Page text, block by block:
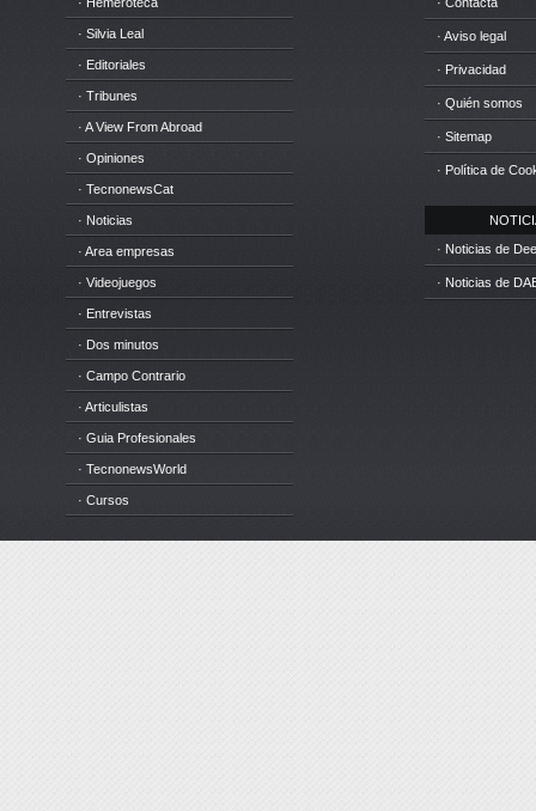
· Silvia Leal
· Editoriales
· Tribunes
· A View From Abroad
· Opiniones
· TecnonewsCat
· Noticias
· Area empresas
· Videojuegos
· Entrevistas
· Dos minutos
· Campo Contrario
· Articulistas
· Guia Profesionales
· TecnonewsWorld
· Cursos
· Aviso legal
· Privacidad
· Quién somos
· Sitemap
· Política de
· Noticias de
· Noticias de